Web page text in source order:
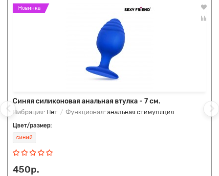
Новинка
Синяя силиконовая анальная втулка - 7 см.
Вибрация: Нет Функционал: анальная стимуляция
Цвет/размер:
синий
450р.